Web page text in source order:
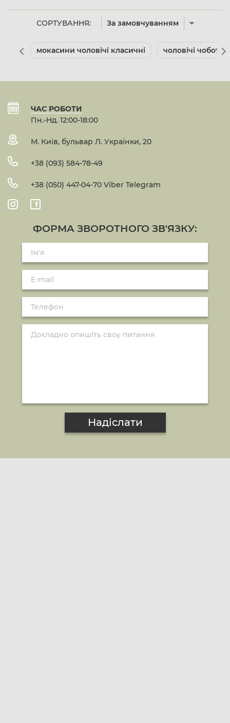
СОРТУВАННЯ: За замовчуванням
мокасини чоловічі класичні чоловічі чоботи
ЧАС РОБОТИ
Пн.-Нд. 12:00-18:00
М. Київ, бульвар Л. Українки, 20
+38 (093) 584-78-49
+38 (050) 447-04-70 Viber Telegram
ФОРМА ЗВОРОТНОГО ЗВ'ЯЗКУ:
Надіслати